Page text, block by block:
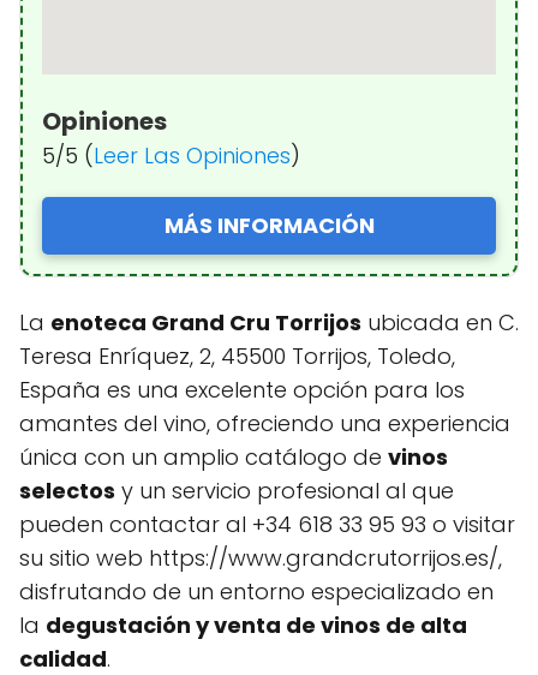
Opiniones
5/5 (Leer Las Opiniones)
MÁS INFORMACIÓN
La enoteca Grand Cru Torrijos ubicada en C.
Teresa Enríquez, 2, 45500 Torrijos, Toledo,
España es una excelente opción para los
amantes del vino, ofreciendo una experiencia
única con un amplio catálogo de vinos
selectos y un servicio profesional al que
pueden contactar al +34 618 33 95 93 o visitar
su sitio web https://www.grandcrutorrijos.es/,
disfrutando de un entorno especializado en
la degustación y venta de vinos de alta
calidad.